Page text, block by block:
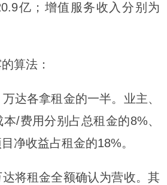
亿；增值服务收入分别为
算法：
达各拿租金的一半。业主、
/费用分别占总租金的8%、
净收益占租金的18%。
将租金全额确认为营收。其